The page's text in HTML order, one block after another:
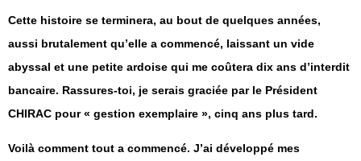
Cette histoire se terminera, au bout de quelques années,
aussi brutalement qu’elle a commencé, laissant un vide
abyssal et une petite ardoise qui me coûtera dix ans d’interdit
bancaire. Rassures-toi, je serais graciée par le Président
CHIRAC pour « gestion exemplaire », cinq ans plus tard.
Voilà comment tout a commencé. J’ai développé mes